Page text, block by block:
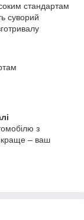
стандартам
суворий
з
– ваш